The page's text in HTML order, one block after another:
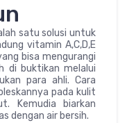
satu solusi untuk
vitamin A,C,D,E
bisa mengurangi
di buktikan melalui
para ahli. Cara
pada kulit
Kemudia biarkan
dengan air bersih.